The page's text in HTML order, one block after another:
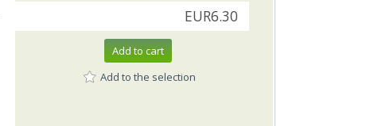
EUR6.30
Add to cart
Add to the selection